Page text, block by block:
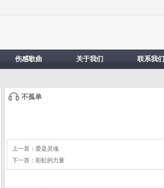
伤感歌曲 关于我们 联系我们
不孤单
上一首： 爱是灵魂
下一首： 彩虹的力量